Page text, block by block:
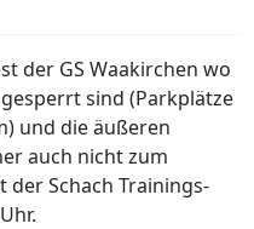
der GS Waakirchen wo
sind (Parkplätze
und die äußeren
auch nicht zum
Schach Trainings-